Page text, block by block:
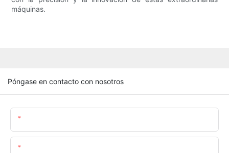
máquinas.
Póngase en contacto con nosotros